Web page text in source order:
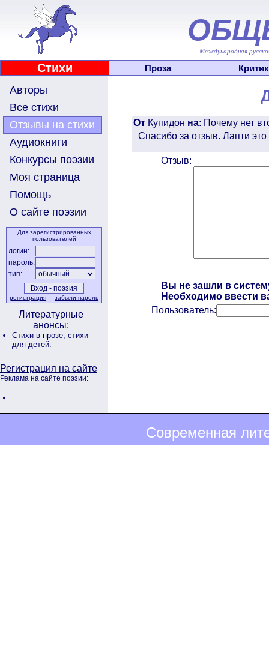
Международная
Стихи Проза
Авторы
Все стихи
Отзывы на стихи
Аудиокниги
Конкурсы поэзии
Моя страница
Помощь
О сайте поэзии
Для зарегистрированных
пользователей
логин:
пароль:
тип:
регистрация забыли пароль
Литературные
анонсы:
Стихи в прозе, стихи
для детей.
Регистрация на сайте
Реклама на сайте поэзии:
От Купидон на: Почему нет
Спасибо за отзыв. Лапти
Отзыв:
Вы не зашли в
Необходимо ввести
Пользователь:
Современная